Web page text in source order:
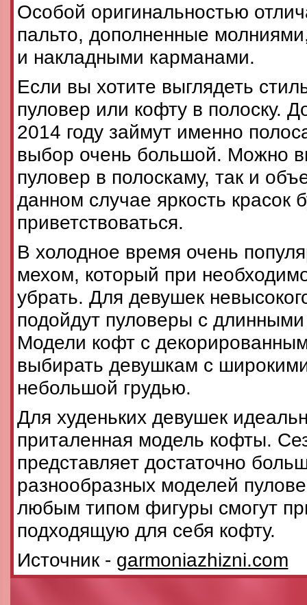
Особой оригинальностью
пальто, дополненные
и накладными карманами.
Если вы хотите выглядеть
пуловер или кофту в полоску.
2014 году займут именно
выбор очень большой. Можно
пуловер в полоскаму, так и
данном случае яркость красок
приветствоваться.
В холодное время очень
мехом, который при
убрать. Для девушек
подойдут пуловеры с
Модели кофт с
выбирать девушкам с
небольшой грудью.
Для худеньких девушек
приталенная модель кофты.
представляет достаточно
разнообразных моделей
любым типом фигуры смогут
подходящую для себя кофту.
Источник - garmoniazhizni.com